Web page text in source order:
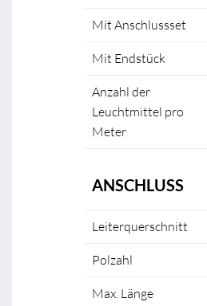
Mit Anschlussset
Mit Endstück
Anzahl der
Leuchtmittel pro
Meter
ANSCHLUSS
Leiterquerschnitt
Polzahl
Max. Länge